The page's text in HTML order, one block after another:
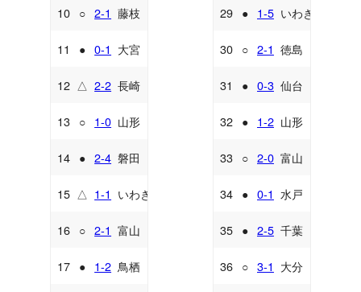
10 ○ 2-1 藤枝
11 ● 0-1 大宮
12 △ 2-2 長崎
13 ○ 1-0 山形
14 ● 2-4 磐田
15 △ 1-1 いわき
16 ○ 2-1 富山
17 ● 1-2 鳥栖
29 ● 1-5 いわき
30 ○ 2-1 徳島
31 ● 0-3 仙台
32 ● 1-2 山形
33 ○ 2-0 富山
34 ● 0-1 水戸
35 ● 2-5 千葉
36 ○ 3-1 大分